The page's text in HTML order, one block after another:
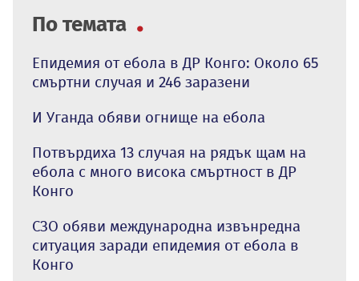
По темата
Епидемия от ебола в ДР Конго: Около 65
смъртни случая и 246 заразени
И Уганда обяви огнище на ебола
Потвърдиха 13 случая на рядък щам на
ебола с много висока смъртност в ДР
Конго
СЗО обяви международна извънредна
ситуация заради епидемия от ебола в
Конго